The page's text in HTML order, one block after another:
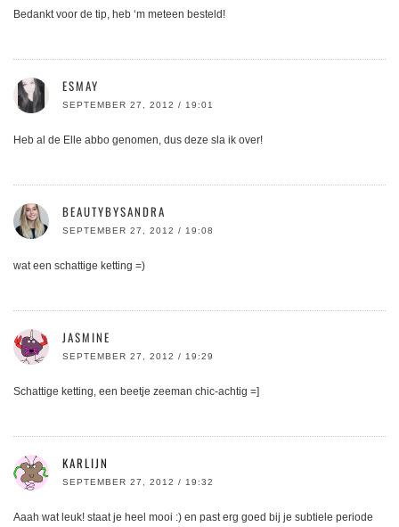
Bedankt voor de tip, heb ‘m meteen besteld!
ESMAY
SEPTEMBER 27, 2012 / 19:01
Heb al de Elle abbo genomen, dus deze sla ik over!
BEAUTYBYSANDRA
SEPTEMBER 27, 2012 / 19:08
wat een schattige ketting =)
JASMINE
SEPTEMBER 27, 2012 / 19:29
Schattige ketting, een beetje zeeman chic-achtig =]
KARLIJN
SEPTEMBER 27, 2012 / 19:32
Aaah wat leuk! staat je heel mooi :) en past erg goed bij je subtiele periode